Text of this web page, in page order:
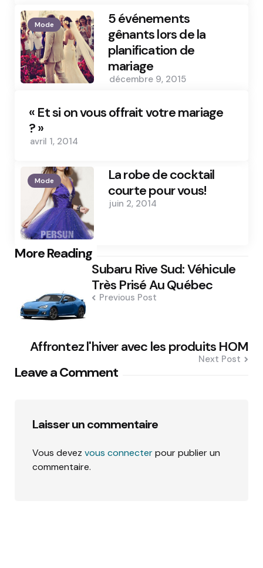
Mode
5 événements
gênants lors de la
planification de
mariage
décembre 9, 2015
« Et si on vous offrait votre mariage
? »
avril 1, 2014
Mode
La robe de cocktail
courte pour vous!
juin 2, 2014
More Reading
Post
Subaru Rive Sud: Véhicule
Très Prisé Au Québec
Previous Post
Affrontez l'hiver avec les produits HOM
Next Post
Leave a Comment
Laisser un commentaire
Vous devez vous connecterpour publier un
commentaire.